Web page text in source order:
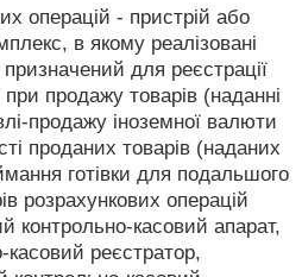
операцій - пристрій або
в якому реалізовані
призначений для реєстрації
продажу товарів (наданні
продажу іноземної валюти
проданих товарів (наданих
готівки для подальшого
розрахункових операцій
контрольно-касовий апарат,
касовий реєстратор,